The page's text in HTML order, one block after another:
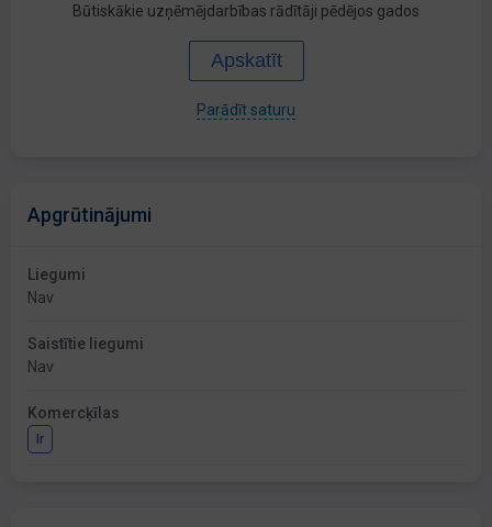
Būtiskākie uzņēmējdarbības rādītāji pēdējos gados
Apskatīt
Parādīt saturu
Apgrūtinājumi
Liegumi
Nav
Saistītie liegumi
Nav
Komercķīlas
Ir